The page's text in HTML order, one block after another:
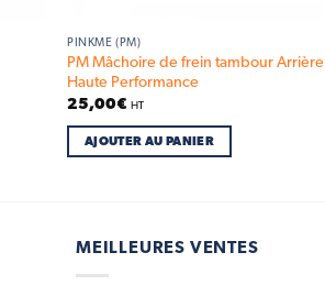
PINKME (PM)
PM Mâchoire de frein tambour Arrière
Haute Performance
25,00€ HT
AJOUTER AU PANIER
MEILLEURES VENTES